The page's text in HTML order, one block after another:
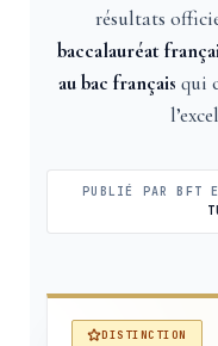
résultats
baccalauréat
au bac français qui
PUBLIÉ PAR BFT
DISTINCTION